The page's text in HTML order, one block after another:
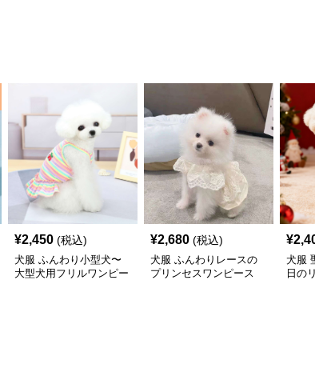
¥2,450 (税込)
犬服 ふんわり小型犬〜
大型犬用フリルワンピー
¥2,680 (税込)
犬服 ふんわりレースの
プリンセスワンピース
¥
犬服
日の